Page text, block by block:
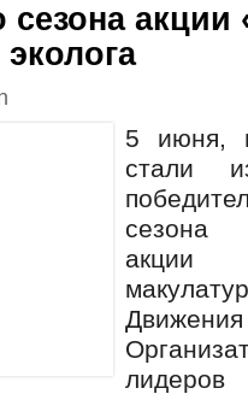
сезона
5 июня,
стали
сезона